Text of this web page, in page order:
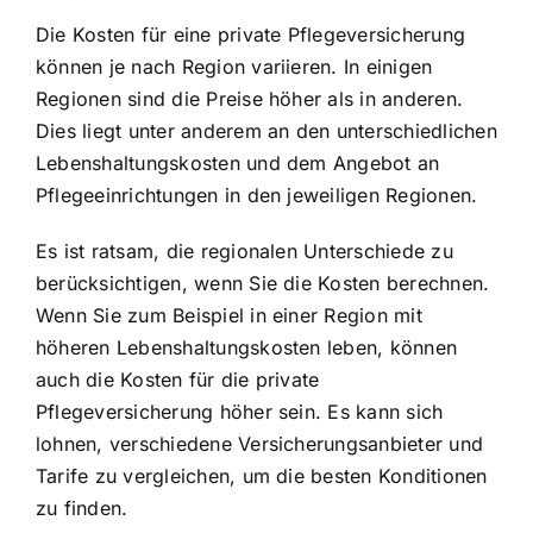
Die Kosten für eine private Pflegeversicherung
können je nach Region variieren. In einigen
Regionen sind die Preise höher als in anderen.
Dies liegt unter anderem an den unterschiedlichen
Lebenshaltungskosten und dem Angebot an
Pflegeeinrichtungen in den jeweiligen Regionen.
Es ist ratsam, die regionalen Unterschiede zu
berücksichtigen, wenn Sie die Kosten berechnen.
Wenn Sie zum Beispiel in einer Region mit
höheren Lebenshaltungskosten leben, können
auch die Kosten für die private
Pflegeversicherung höher sein. Es kann sich
lohnen, verschiedene Versicherungsanbieter und
Tarife zu vergleichen, um die besten Konditionen
zu finden.